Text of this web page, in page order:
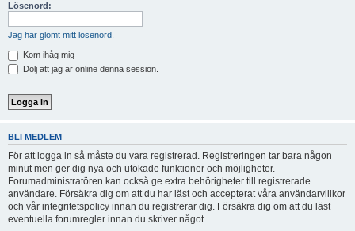
Lösenord:
Jag har glömt mitt lösenord.
Kom ihåg mig
Dölj att jag är online denna session.
BLI MEDLEM
För att logga in så måste du vara registrerad. Registreringen tar bara någon
minut men ger dig nya och utökade funktioner och möjligheter.
Forumadministratören kan också ge extra behörigheter till registrerade
användare. Försäkra dig om att du har läst och accepterat våra användarvillkor
och vår integritetspolicy innan du registrerar dig. Försäkra dig om att du läst
eventuella forumregler innan du skriver något.